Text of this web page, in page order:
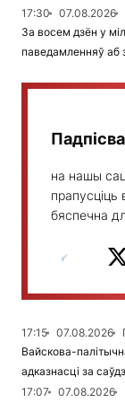
17:30
07.08.2026
За восем дзён у
паведамленняў аб
на нашы
прапусціць
бяспечна
17:15 07.08.2026
Вайскова-
адказнасці за
17:07
07.08.2026